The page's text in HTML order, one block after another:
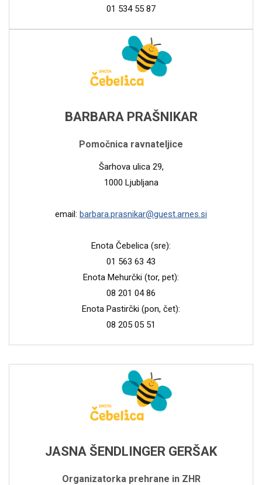
01 534 55 87
BARBARA PRAŠNIKAR
Pomočnica ravnateljice
Šarhova ulica 29,
1000 Ljubljana
email: barbara.prasnikar@guest.arnes.si
Enota Čebelica (sre):
01 563 63 43
Enota Mehurčki (tor, pet):
08 201 04 86
Enota Pastirčki (pon, čet):
08 205 05 51
JASNA ŠENDLINGER GERŠAK
Organizatorka prehrane in ZHR